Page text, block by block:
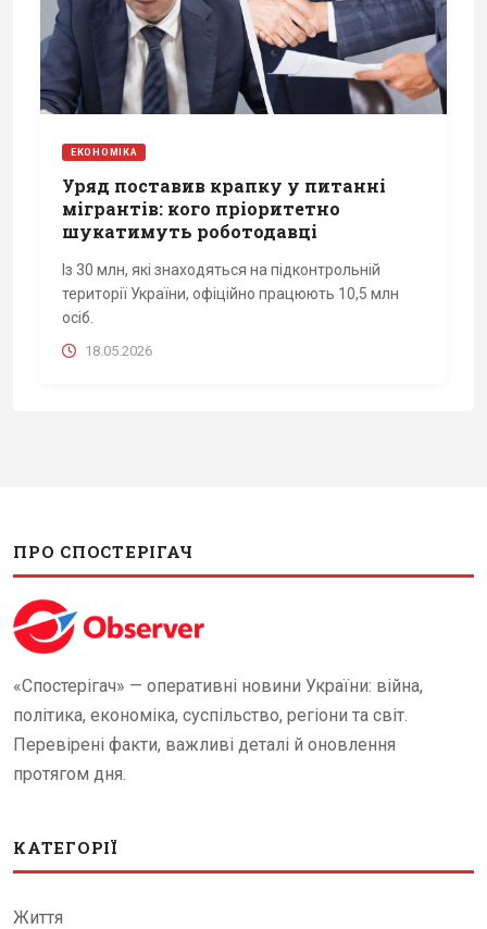
ЕКОНОМІКА
Уряд поставив крапку у питанні
мігрантів: кого пріоритетно
шукатимуть роботодавці
Із 30 млн, які знаходяться на підконтрольній
території України, офіційно працюють 10,5 млн
осіб.
18.05.2026
ПРО СПОСТЕРІГАЧ
«Спостерігач» — оперативні новини України: війна,
політика, економіка, суспільство, регіони та світ.
Перевірені факти, важливі деталі й оновлення
протягом дня.
КАТЕГОРІЇ
Життя